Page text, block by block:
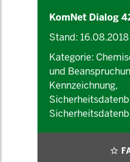
KomNet Dialog
Stand: 16.08.2018
Kategorie:
und
Kennzeichnung,